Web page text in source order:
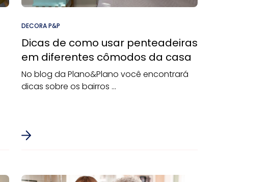
DECORA P&P
Dicas de como usar penteadeiras
em diferentes cômodos da casa
No blog da Plano&Plano você encontrará
dicas sobre os bairros ...